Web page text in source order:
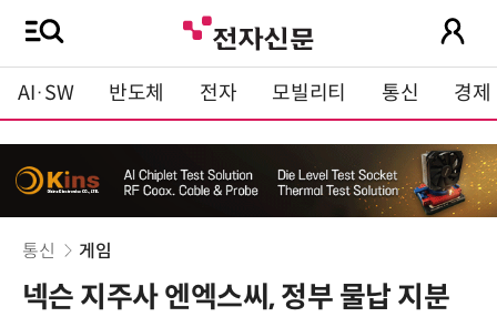
AI·SW 반도체 전자 모빌리티 통신 경제
통신 게임
넥슨 지주사 엔엑스씨, 정부 물납 지분